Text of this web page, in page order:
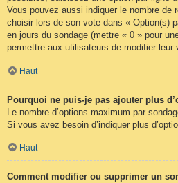
Vous pouvez aussi indiquer le nombre de
choisir lors de son vote dans « Option(s)
en jours du sondage (mettre « 0 » pour
permettre aux utilisateurs de modifier leur
Haut
Pourquoi ne puis-je pas ajouter plus
Le nombre d’options maximum par
Si vous avez besoin d’indiquer plus
Haut
Comment modifier ou supprimer un